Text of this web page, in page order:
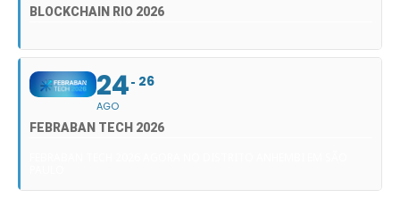
BLOCKCHAIN RIO 2026
24
AGO
26
FEBRABAN TECH 2026